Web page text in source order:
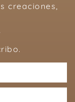
creaciones,